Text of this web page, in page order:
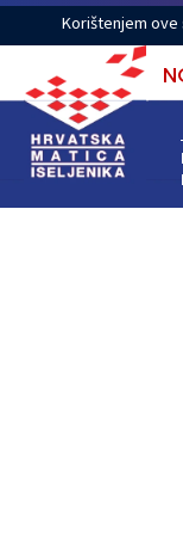
Korištenjem